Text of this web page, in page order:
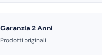
Garanzia 2 Anni
Prodotti originali